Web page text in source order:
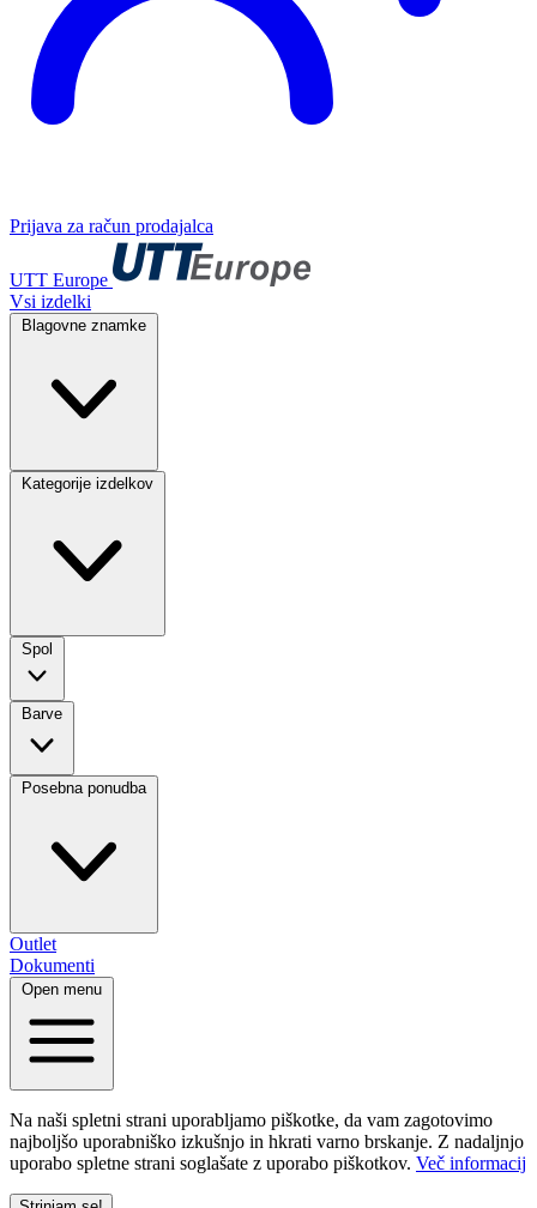
Prijava za račun prodajalca
UTT Europe
Vsi izdelki
Blagovne znamke
Kategorije izdelkov
Spol
Barve
Posebna ponudba
Outlet
Dokumenti
Open menu
Na naši spletni strani uporabljamo piškotke, da vam zagotovimo
najboljšo uporabniško izkušnjo in hkrati varno brskanje. Z nadaljnjo
uporabo spletne strani soglašate z uporabo piškotkov. Več informacij